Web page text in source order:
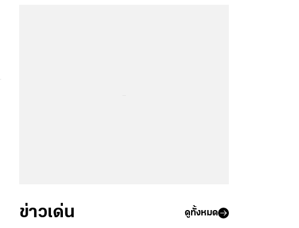
ข่าวเด่น ดูทั้งหมด